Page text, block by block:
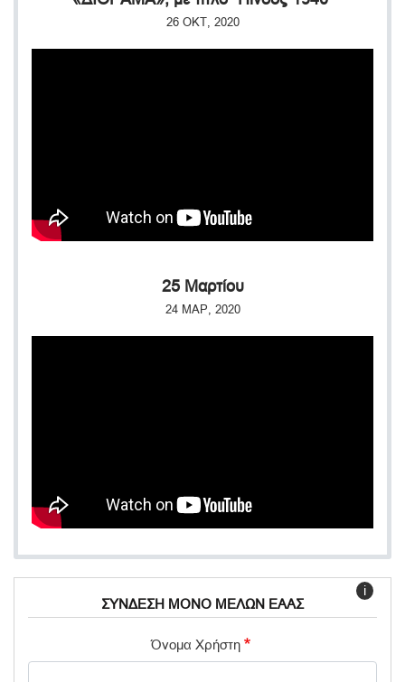
26 ΟΚΤ, 2020
25 Μαρτίου
24 ΜΑΡ, 2020
i
ΣΥΝΔΕΣΗ ΜΟΝΟ ΜΕΛΩΝ ΕΑΑΣ
Όνομα Χρήστη